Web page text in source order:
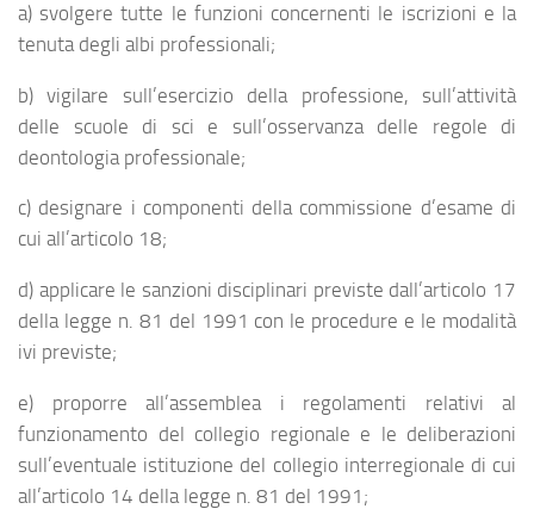
a) svolgere tutte le funzioni concernenti le iscrizioni e la
tenuta degli albi professionali;
b) vigilare sull’esercizio della professione, sull’attività
delle scuole di sci e sull’osservanza delle regole di
deontologia professionale;
c) designare i componenti della commissione d’esame di
cui all’articolo 18;
d) applicare le sanzioni disciplinari previste dall’articolo 17
della legge n. 81 del 1991 con le procedure e le modalità
ivi previste;
e) proporre all’assemblea i regolamenti relativi al
funzionamento del collegio regionale e le deliberazioni
sull’eventuale istituzione del collegio interregionale di cui
all’articolo 14 della legge n. 81 del 1991;